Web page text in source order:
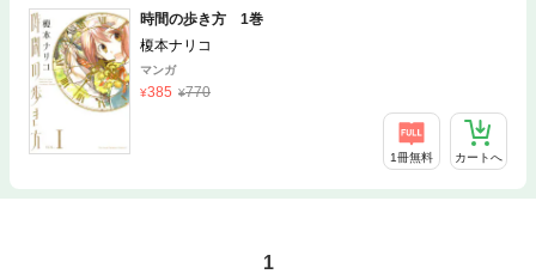
時間の歩き方 1巻
榎本ナリコ
マンガ
385 770
1冊無料 カートへ
1